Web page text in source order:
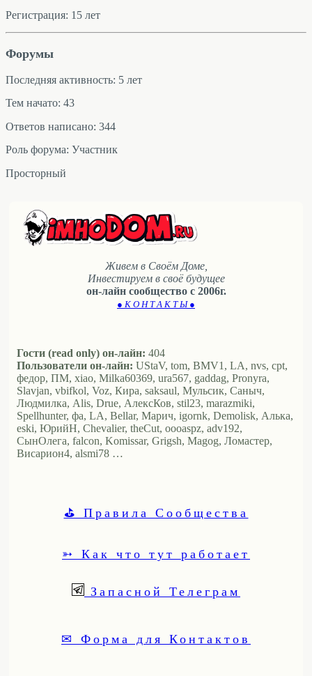
Регистрация: 15 лет
Форумы
Последняя активность: 5 лет
Тем начато: 43
Ответов написано: 344
Роль форума: Участник
Просторный
Живем в Своём Доме,
Инвестируем в своё будущее
он-лайн сообщество с 2006г.
● К О Н Т А К Т Ы ●
Гости (read only) он-лайн: 404
Пользователи он-лайн: UStaV, tom, BMV1, LA, nvs, cpt,
федор, ПМ, xiao, Milka60369, ura567, gaddag, Pronyra,
Slavjan, vbifkol, Voz, Кира, saksaul, Мульсик, Саныч,
Людмилка, Alis, Drue, АлексКов, stil23, marazmiki,
Spellhunter, фа, LA, Bellar, Марич, igornk, Demolisk, Алька,
eski, ЮрийН, Chevalier, theCut, oooaspz, adv192,
СынОлега, falcon, Komissar, Grigsh, Magog, Ломастер,
Висариoн4, alsmi78 …
⛳ Правила Сообщества
➳ Как что тут работает
Запасной Телеграм
✉ Форма для Контактов